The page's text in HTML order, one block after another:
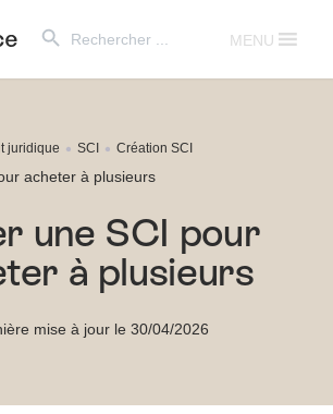
for:
MENU
juridique SCI Création SCI
acheter à plusieurs
une SCI pour
à plusieurs
mise à jour le 30/04/2026